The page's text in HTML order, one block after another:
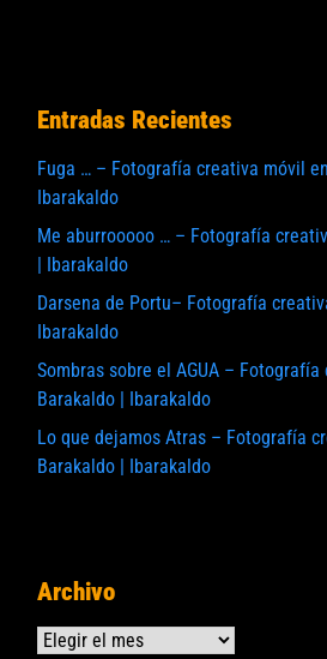
Entradas Recientes
Fuga … – Fotografía creativa móvil en
Ibarakaldo
Me aburrooooo … – Fotografía
| Ibarakaldo
Darsena de Portu– Fotografía
Ibarakaldo
Sombras sobre el AGUA –
Barakaldo | Ibarakaldo
Lo que dejamos Atras – Fotografía
Barakaldo | Ibarakaldo
Archivo
Archivos